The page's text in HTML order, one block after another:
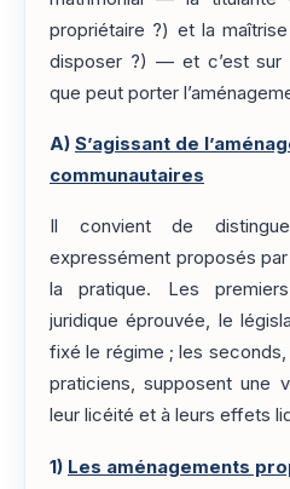
propriétaire ?) et la
disposer ?) — et c’est sur
que peut porter
A) S’agissant de
communautaires
Il convient de
expressément proposés
la pratique. Les
juridique éprouvée, le
fixé le régime ; les seconds,
praticiens, supposent une
leur licéité et à leurs effets
1) Les aménagements